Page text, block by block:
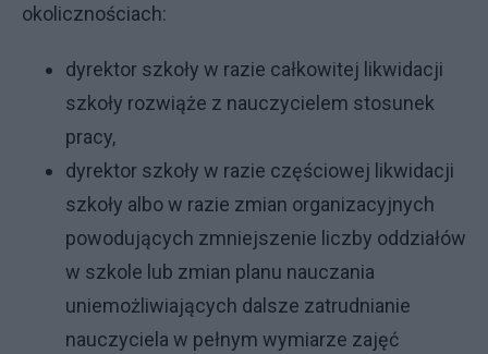
okolicznościach:
dyrektor szkoły w razie całkowitej likwidacji
szkoły rozwiąże z nauczycielem stosunek
pracy,
dyrektor szkoły w razie częściowej likwidacji
szkoły albo w razie zmian organizacyjnych
powodujących zmniejszenie liczby oddziałów
w szkole lub zmian planu nauczania
uniemożliwiających dalsze zatrudnianie
nauczyciela w pełnym wymiarze zajęć